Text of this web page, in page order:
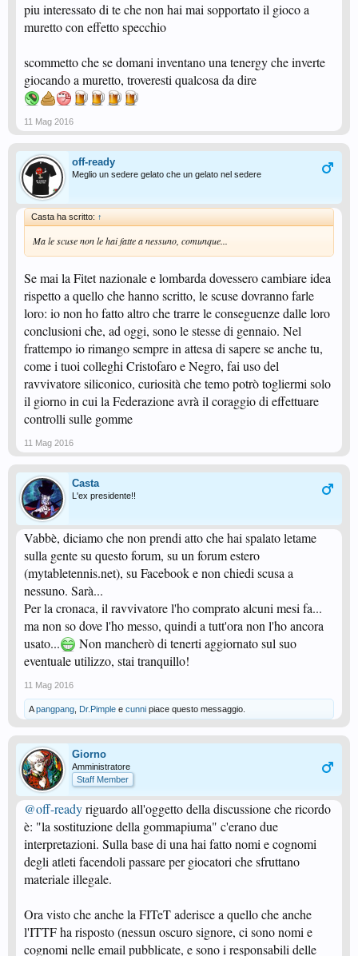
piu interessato di te che non hai mai sopportato il gioco a
muretto con effetto specchio
scommetto che se domani inventano una tenergy che inverte
giocando a muretto, troveresti qualcosa da dire
11 Mag 2016
off-ready
Meglio un sedere gelato che un gelato nel sedere
Casta ha scritto: ↑
Ma le scuse non le hai fatte a nessuno, comunque...
Se mai la Fitet nazionale e lombarda dovessero cambiare idea
rispetto a quello che hanno scritto, le scuse dovranno farle
loro: io non ho fatto altro che trarre le conseguenze dalle loro
conclusioni che, ad oggi, sono le stesse di gennaio. Nel
frattempo io rimango sempre in attesa di sapere se anche tu,
come i tuoi colleghi Cristofaro e Negro, fai uso del
ravvivatore siliconico, curiosità che temo potrò togliermi solo
il giorno in cui la Federazione avrà il coraggio di effettuare
controlli sulle gomme
11 Mag 2016
Casta
L'ex presidente!!
Vabbè, diciamo che non prendi atto che hai spalato letame
sulla gente su questo forum, su un forum estero
(mytabletennis.net), su Facebook e non chiedi scusa a
nessuno. Sarà...
Per la cronaca, il ravvivatore l'ho comprato alcuni mesi fa...
ma non so dove l'ho messo, quindi a tutt'ora non l'ho ancora
usato...
Non mancherò di tenerti aggiornato sul suo
eventuale utilizzo, stai tranquillo!
11 Mag 2016
Apangpang Dr.Pimple e cunni piace questo messaggio.
Giorno
Amministratore
Staff Member
@off-readyriguardo all'oggetto della discussione che ricordo
è: "la sostituzione della gommapiuma" c'erano due
interpretazioni. Sulla base di una hai fatto nomi e cognomi
degli atleti facendoli passare per giocatori che sfruttano
materiale illegale.
Ora visto che anche la FITeT aderisce a quello che anche
l'ITTF ha risposto (nessun oscuro signore, ci sono nomi e
cognomi nelle email pubblicate, e sono i responsabili delle